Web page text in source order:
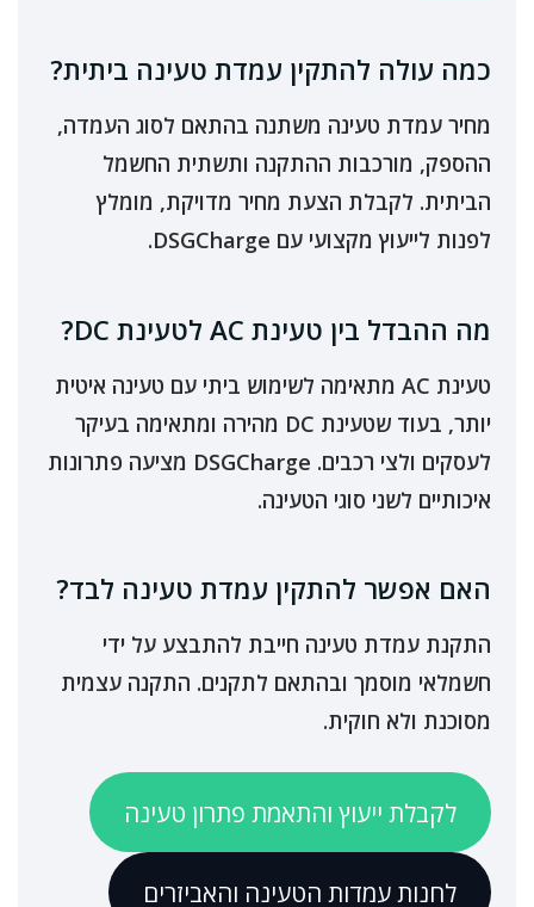
כמה עולה להתקין עמדת טעינה ביתית?
מחיר עמדת טעינה משתנה בהתאם לסוג העמדה,
ההספק, מורכבות ההתקנה ותשתית החשמל
הביתית. לקבלת הצעת מחיר מדויקת, מומלץ
לפנות לייעוץ מקצועי עם DSGCharge.
מה ההבדל בין טעינת AC לטעינת DC?
טעינת AC מתאימה לשימוש ביתי עם טעינה איטית
יותר, בעוד שטעינת DC מהירה ומתאימה בעיקר
לעסקים ולצי רכבים. DSGCharge מציעה פתרונות
איכותיים לשני סוגי הטעינה.
האם אפשר להתקין עמדת טעינה לבד?
התקנת עמדת טעינה חייבת להתבצע על ידי
חשמלאי מוסמך ובהתאם לתקנים. התקנה עצמית
מסוכנת ולא חוקית.
לקבלת ייעוץ והתאמת פתרון טעינה
לחנות עמדות הטעינה והאביזרים